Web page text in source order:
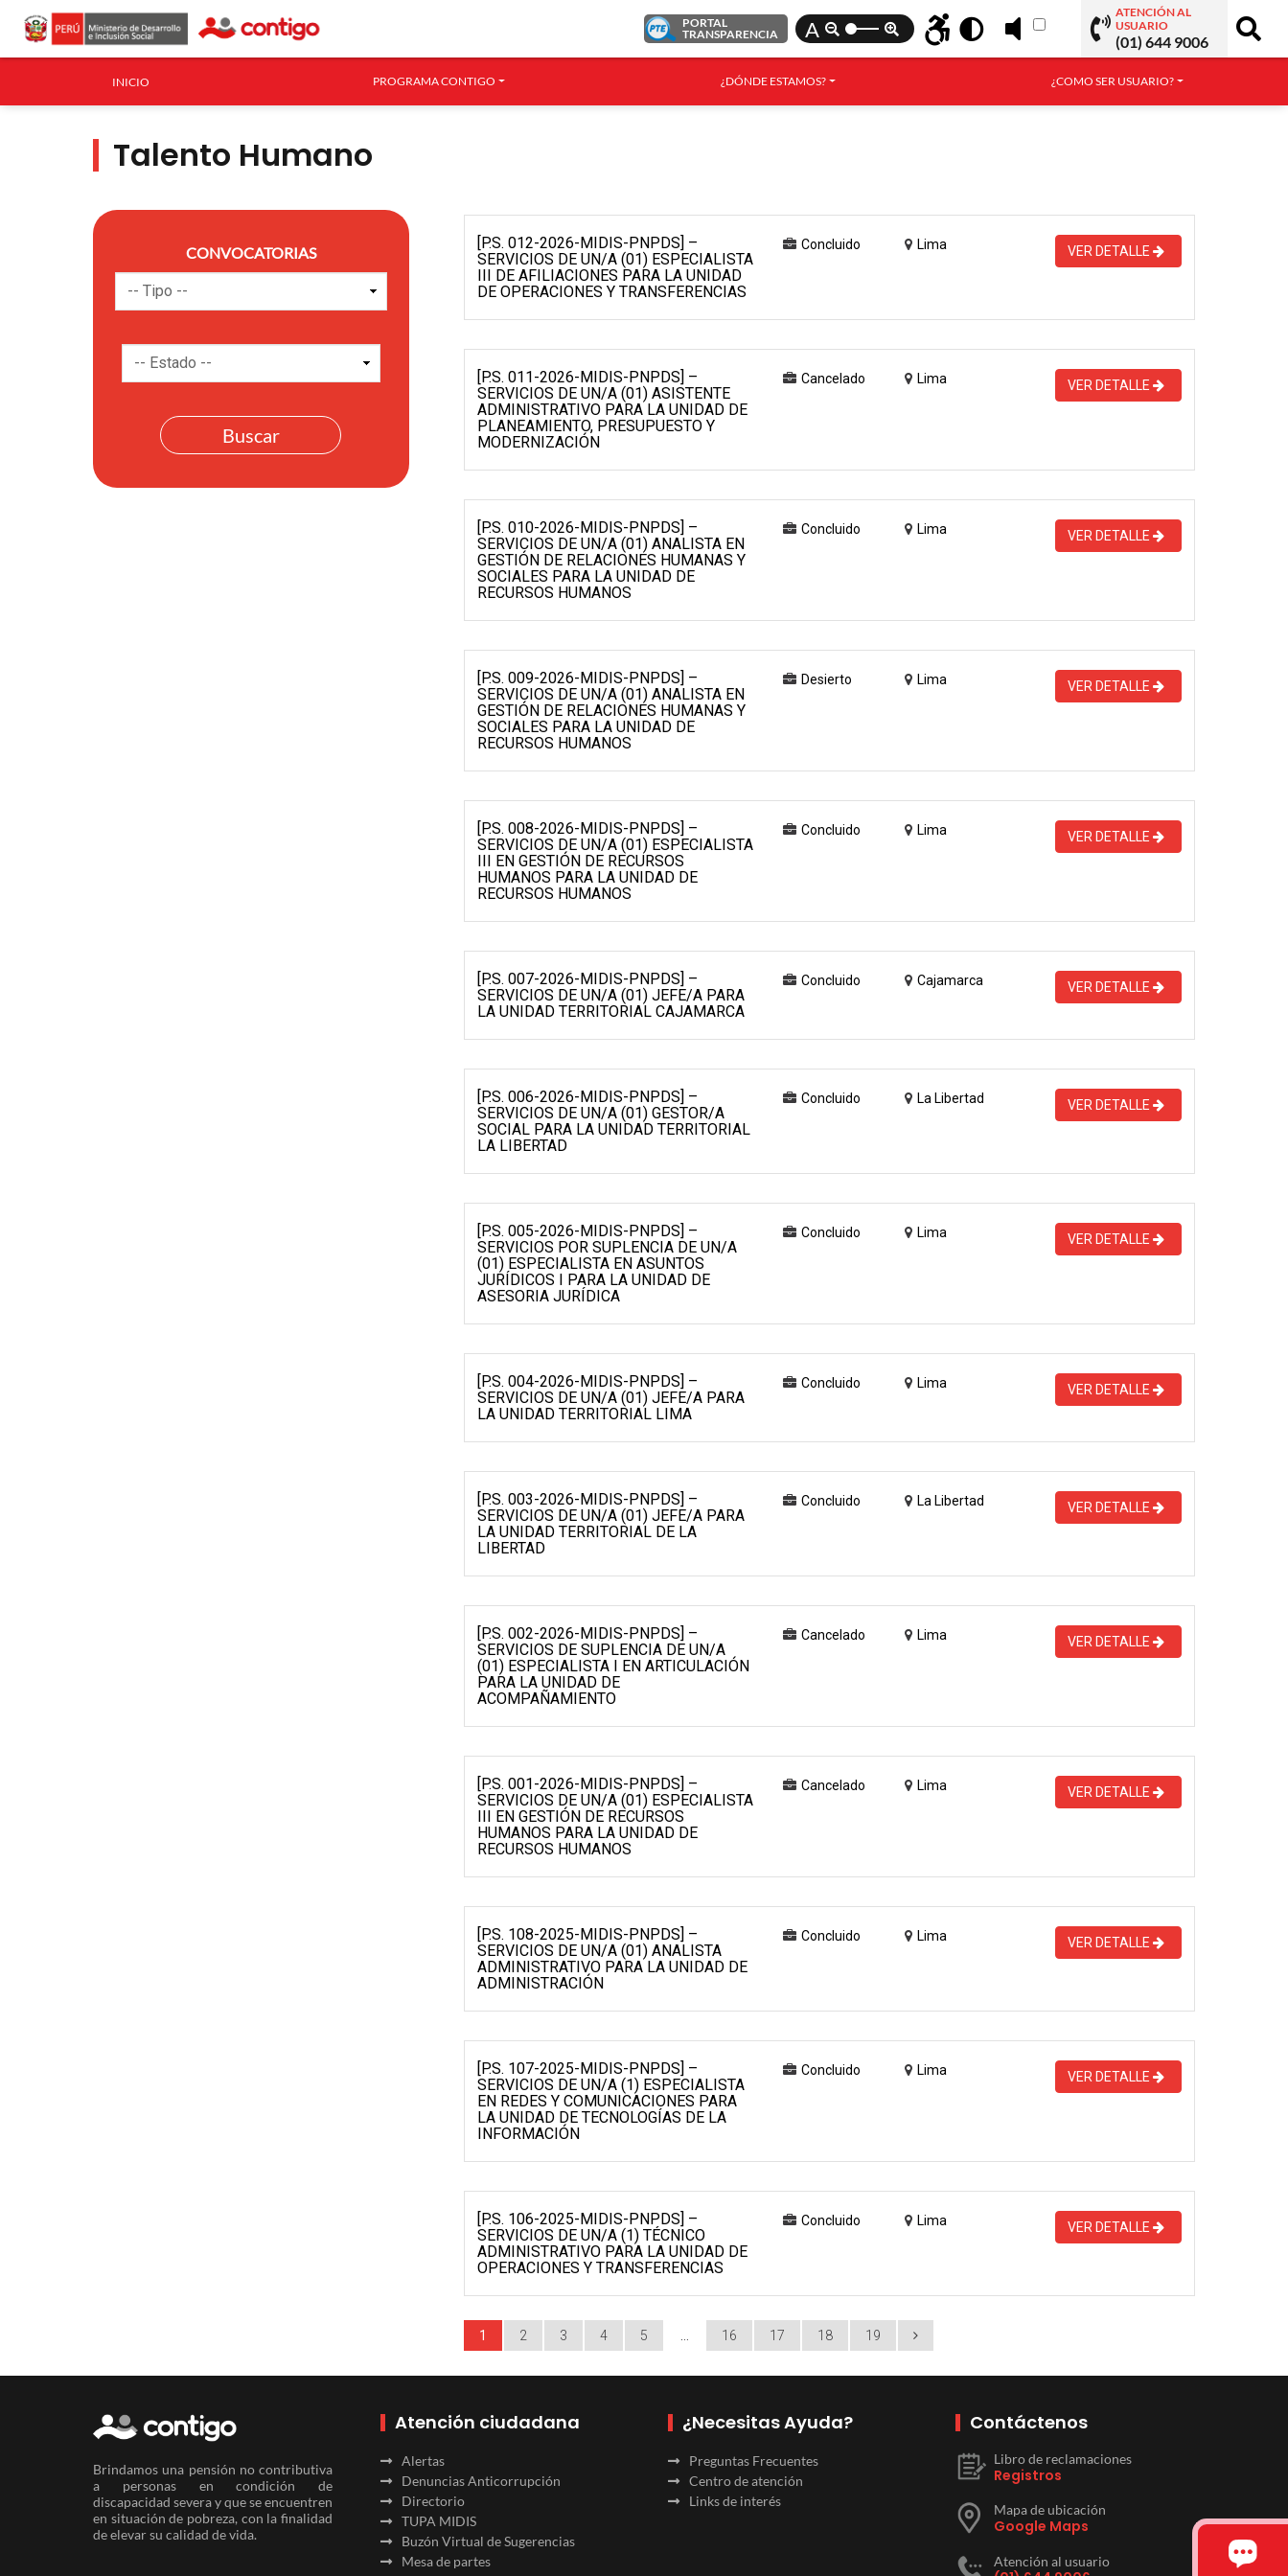
PORTAL
TRANSPARENCIA
A
ATENCIÓN AL
USUARIO
(01) 644 9006
INICIO PROGRAMA CONTIGO ¿DÓNDE ESTAMOS? ¿COMO SER USUARIO?
Talento Humano
CONVOCATORIAS
[P.S. 012-2026-MIDIS-PNPDS] –
SERVICIOS DE UN/A (01) ESPECIALISTA
III DE AFILIACIONES PARA LA UNIDAD
DE OPERACIONES Y TRANSFERENCIAS
Concluido Lima VER DETALLE
[P.S. 011-2026-MIDIS-PNPDS] –
SERVICIOS DE UN/A (01) ASISTENTE
ADMINISTRATIVO PARA LA UNIDAD DE
PLANEAMIENTO, PRESUPUESTO Y
MODERNIZACIÓN
Cancelado Lima VER DETALLE
[P.S. 010-2026-MIDIS-PNPDS] –
SERVICIOS DE UN/A (01) ANALISTA EN
GESTIÓN DE RELACIONES HUMANAS Y
SOCIALES PARA LA UNIDAD DE
RECURSOS HUMANOS
Concluido Lima VER DETALLE
[P.S. 009-2026-MIDIS-PNPDS] –
SERVICIOS DE UN/A (01) ANALISTA EN
GESTIÓN DE RELACIONES HUMANAS Y
SOCIALES PARA LA UNIDAD DE
RECURSOS HUMANOS
Desierto Lima VER DETALLE
[P.S. 008-2026-MIDIS-PNPDS] –
SERVICIOS DE UN/A (01) ESPECIALISTA
III EN GESTIÓN DE RECURSOS
HUMANOS PARA LA UNIDAD DE
RECURSOS HUMANOS
Concluido Lima VER DETALLE
[P.S. 007-2026-MIDIS-PNPDS] –
SERVICIOS DE UN/A (01) JEFE/A PARA
LA UNIDAD TERRITORIAL CAJAMARCA
Concluido Cajamarca VER DETALLE
[P.S. 006-2026-MIDIS-PNPDS] –
SERVICIOS DE UN/A (01) GESTOR/A
SOCIAL PARA LA UNIDAD TERRITORIAL
LA LIBERTAD
Concluido La Libertad VER DETALLE
[P.S. 005-2026-MIDIS-PNPDS] –
SERVICIOS POR SUPLENCIA DE UN/A
(01) ESPECIALISTA EN ASUNTOS
JURÍDICOS I PARA LA UNIDAD DE
ASESORIA JURÍDICA
Concluido Lima VER DETALLE
[P.S. 004-2026-MIDIS-PNPDS] –
SERVICIOS DE UN/A (01) JEFE/A PARA
LA UNIDAD TERRITORIAL LIMA
Concluido Lima VER DETALLE
[P.S. 003-2026-MIDIS-PNPDS] –
SERVICIOS DE UN/A (01) JEFE/A PARA
LA UNIDAD TERRITORIAL DE LA
LIBERTAD
Concluido La Libertad VER DETALLE
[P.S. 002-2026-MIDIS-PNPDS] –
SERVICIOS DE SUPLENCIA DE UN/A
(01) ESPECIALISTA I EN ARTICULACIÓN
PARA LA UNIDAD DE
ACOMPAÑAMIENTO
Cancelado Lima VER DETALLE
[P.S. 001-2026-MIDIS-PNPDS] –
SERVICIOS DE UN/A (01) ESPECIALISTA
III EN GESTIÓN DE RECURSOS
HUMANOS PARA LA UNIDAD DE
RECURSOS HUMANOS
Cancelado Lima VER DETALLE
[P.S. 108-2025-MIDIS-PNPDS] –
SERVICIOS DE UN/A (01) ANALISTA
ADMINISTRATIVO PARA LA UNIDAD DE
ADMINISTRACIÓN
Concluido Lima VER DETALLE
[P.S. 107-2025-MIDIS-PNPDS] –
SERVICIOS DE UN/A (1) ESPECIALISTA
EN REDES Y COMUNICACIONES PARA
LA UNIDAD DE TECNOLOGÍAS DE LA
INFORMACIÓN
Concluido Lima VER DETALLE
[P.S. 106-2025-MIDIS-PNPDS] –
SERVICIOS DE UN/A (1) TÉCNICO
ADMINISTRATIVO PARA LA UNIDAD DE
OPERACIONES Y TRANSFERENCIAS
Concluido Lima VER DETALLE
1 2 3 4 5 16 17 18 19
Brindamos una pensión no contributiva
a personas en condición de
discapacidad severa y que se encuentren
en situación de pobreza, con la finalidad
de elevar su calidad de vida.
Atención ciudadana
Alertas
Denuncias Anticorrupción
Directorio
TUPA MIDIS
Buzón Virtual de Sugerencias
Mesa de partes
¿Necesitas Ayuda?
Preguntas Frecuentes
Centro de atención
Links de interés
Contáctenos
Libro de reclamaciones
Registros
Mapa de ubicación
Google Maps
Atención al usuario